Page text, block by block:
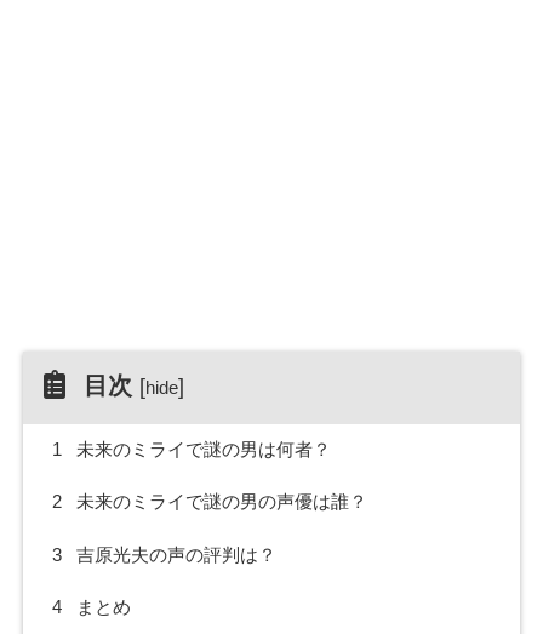
目次 [hide]
1 未来のミライで謎の男は何者？
2 未来のミライで謎の男の声優は誰？
3 吉原光夫の声の評判は？
4 まとめ